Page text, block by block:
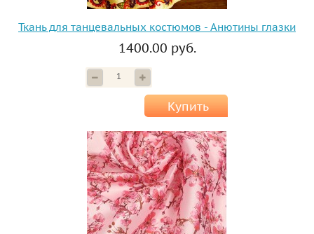
Ткань для танцевальных костюмов - Анютины глазки
1400.00 руб.
Купить